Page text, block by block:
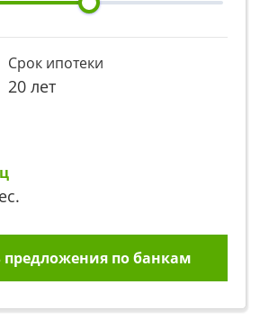
Срок ипотеки
20 лет
предложения по банкам